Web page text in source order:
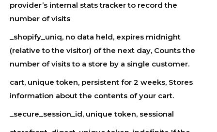
provider’s internal stats tracker to record the
number of visits
_shopify_uniq, no data held, expires midnight
(relative to the visitor) of the next day, Counts the
number of visits to a store by a single customer.
cart, unique token, persistent for 2 weeks, Stores
information about the contents of your cart.
_secure_session_id, unique token, sessional